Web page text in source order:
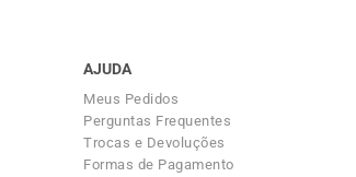
AJUDA
Meus Pedidos
Perguntas Frequentes
Trocas e Devoluções
Formas de Pagamento